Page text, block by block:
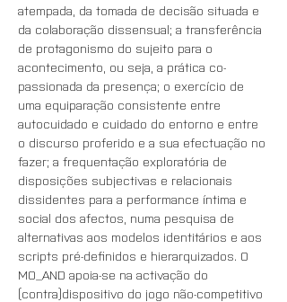
atempada, da tomada de decisão situada e
da colaboração dissensual; a transferência
de protagonismo do sujeito para o
acontecimento, ou seja, a prática co-
passionada da presença; o exercício de
uma equiparação consistente entre
autocuidado e cuidado do entorno e entre
o discurso proferido e a sua efectuação no
fazer; a frequentação exploratória de
disposições subjectivas e relacionais
dissidentes para a performance íntima e
social dos afectos, numa pesquisa de
alternativas aos modelos identitários e aos
scripts pré-definidos e hierarquizados. O
MO_AND apoia-se na activação do
(contra)dispositivo do jogo não-competitivo